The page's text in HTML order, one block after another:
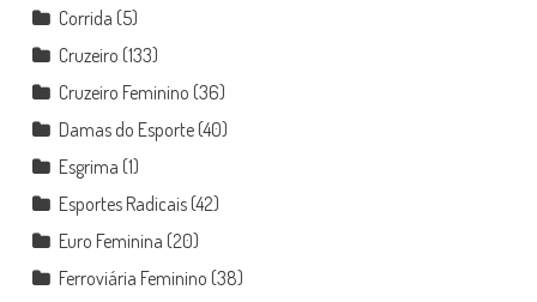
Corrida (5)
Cruzeiro (133)
Cruzeiro Feminino (36)
Damas do Esporte(40)
Esgrima (1)
Esportes Radicais(42)
Euro Feminina (20)
Ferroviária Feminino (38)